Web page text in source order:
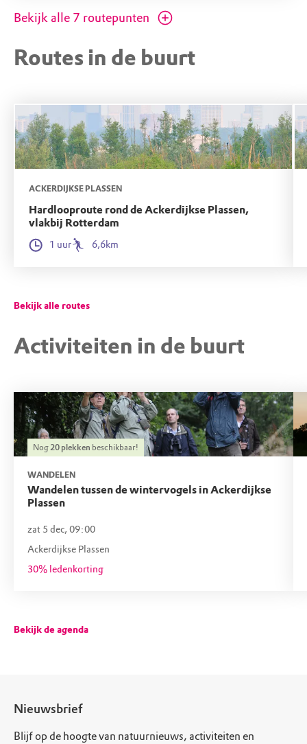
rijksmonumenten.
Bekijk alle 7 routepunten
Routes in de buurt
ACKERDIJKSE PLASSEN
Hardlooproute rond de Ackerdijkse Plassen,
vlakbij Rotterdam
1 uur 6,6km
Bekijk alle routes
Activiteiten in de buurt
Nog20 plekken beschikbaar!
WANDELEN
Wandelen tussen de wintervogels in Ackerdijkse
Plassen
zat 5 dec, 09:00
Ackerdijkse Plassen
30% ledenkorting
Bekijk de agenda
Nieuwsbrief
Blijf op de hoogte van natuurnieuws, activiteiten en